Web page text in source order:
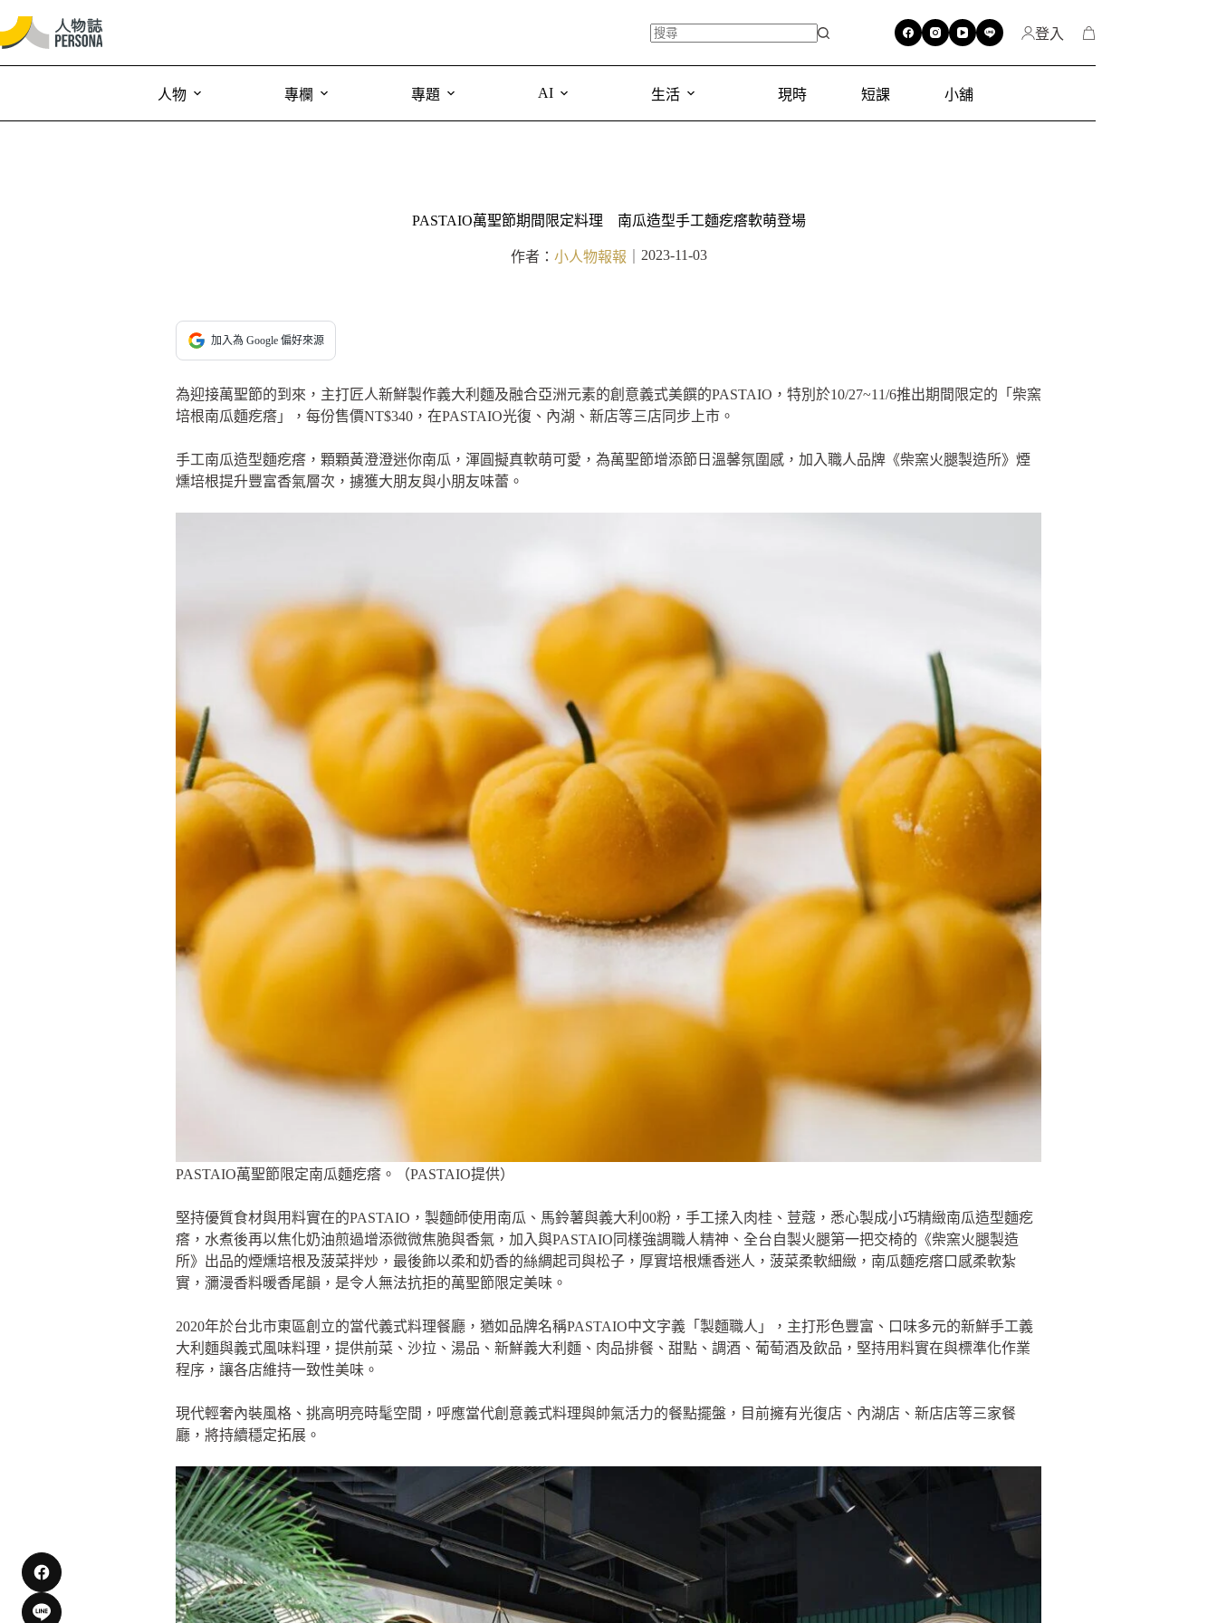
登入
人物 專欄 專題 AI 生活 現時 短課 小舖
PASTAIO萬聖節期間限定料理 南瓜造型手工麵疙瘩軟萌登場
作者： 小人物報報 2023-11-03
加入為 Google 偏好來源
為迎接萬聖節的到來，主打匠人新鮮製作義大利麵及融合亞洲元素的創意義式美饌的PASTAIO，特別於10/27~11/6推出期間限定的「柴窯
培根南瓜麵疙瘩」，每份售價NT$340，在PASTAIO光復、內湖、新店等三店同步上市。
手工南瓜造型麵疙瘩，顆顆黃澄澄迷你南瓜，渾圓擬真軟萌可愛，為萬聖節增添節日溫馨氛圍感，加入職人品牌《柴窯火腿製造所》煙
燻培根提升豐富香氣層次，擄獲大朋友與小朋友味蕾。
PASTAIO萬聖節限定南瓜麵疙瘩。（PASTAIO提供）
堅持優質食材與用料實在的PASTAIO，製麵師使用南瓜、馬鈴薯與義大利00粉，手工揉入肉桂、荳蔻，悉心製成小巧精緻南瓜造型麵疙
瘩，水煮後再以焦化奶油煎過增添微微焦脆與香氣，加入與PASTAIO同樣強調職人精神、全台自製火腿第一把交椅的《柴窯火腿製造
所》出品的煙燻培根及菠菜拌炒，最後飾以柔和奶香的絲綢起司與松子，厚實培根燻香迷人，菠菜柔軟細緻，南瓜麵疙瘩口感柔軟紮
實，瀰漫香料暖香尾韻，是令人無法抗拒的萬聖節限定美味。
2020年於台北市東區創立的當代義式料理餐廳，猶如品牌名稱PASTAIO中文字義「製麵職人」，主打形色豐富、口味多元的新鮮手工義
大利麵與義式風味料理，提供前菜、沙拉、湯品、新鮮義大利麵、肉品排餐、甜點、調酒、葡萄酒及飲品，堅持用料實在與標準化作業
程序，讓各店維持一致性美味。
現代輕奢內裝風格、挑高明亮時髦空間，呼應當代創意義式料理與帥氣活力的餐點擺盤，目前擁有光復店、內湖店、新店店等三家餐
廳，將持續穩定拓展。